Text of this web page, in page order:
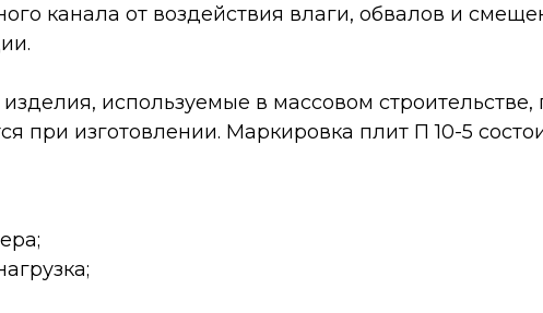
канала от воздействия влаги, обвалов и
используемые в массовом
при изготовлении. Маркировка плит П 10-5